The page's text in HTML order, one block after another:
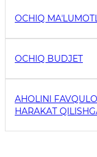
OCHIQ
OCHIQ BUDJET
AHOLINI
HARAKAT